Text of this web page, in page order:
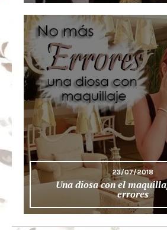
23/07/2018
Una diosa con el
errores